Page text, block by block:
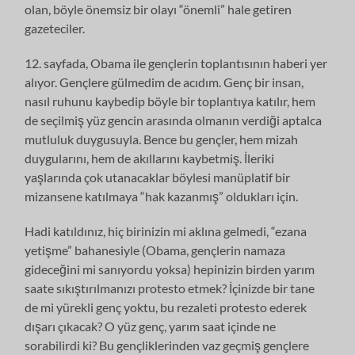
olan, böyle önemsiz bir olayı “önemli” hale getiren
gazeteciler.
12. sayfada, Obama ile gençlerin toplantısının haberi yer
alıyor. Gençlere gülmedim de acıdım. Genç bir insan,
nasıl ruhunu kaybedip böyle bir toplantıya katılır, hem
de seçilmiş yüz gencin arasında olmanın verdiği aptalca
mutluluk duygusuyla. Bence bu gençler, hem mizah
duygularını, hem de akıllarını kaybetmiş. İleriki
yaşlarında çok utanacaklar böylesi manüplatif bir
mizansene katılmaya “hak kazanmış” oldukları için.
Hadi katıldınız, hiç birinizin mi aklına gelmedi, “ezana
yetişme” bahanesiyle (Obama, gençlerin namaza
gideceğini mi sanıyordu yoksa) hepinizin birden yarım
saate sıkıştırılmanızı protesto etmek? İçinizde bir tane
de mi yürekli genç yoktu, bu rezaleti protesto ederek
dışarı çıkacak? O yüz genç, yarım saat içinde ne
sorabilirdi ki? Bu gençliklerinden vaz geçmiş gençlere